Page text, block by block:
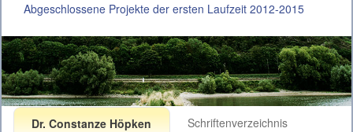
Abgeschlossene Projekte der ersten Laufzeit 2012-2015
Dr. Constanze Höpken
Schriftenverzeichnis